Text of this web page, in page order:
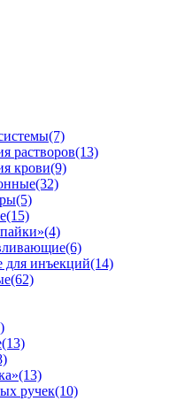
(7)
растворов(13)
крови(9)
(32)
(5)
(15)
(4)
(6)
для инъекций(14)
(62)
(13)
(13)
ручек(10)